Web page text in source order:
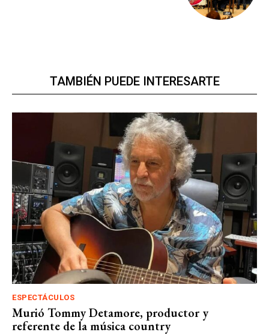
TAMBIÉN PUEDE INTERESARTE
ESPECTÁCULOS
Murió Tommy Detamore, productor y
referente de la música country